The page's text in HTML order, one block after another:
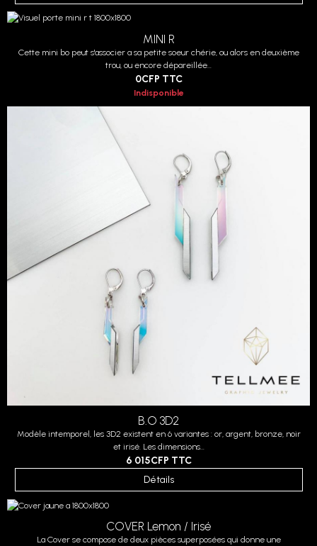
MINI R
Cette mini bo peut s'associer a sa petite soeur chérie, ou alors en deuxième
trou, ou encore dépareillée...
0CFP TTC
Indisponible
B.O 3D2
Modèle intemporel, les 3D2 existent en 6 variantes : or, argent, bronze, noir
et irisé. Les dimensions...
6 015CFP TTC
Détails
COVER Lemon / Irisé
La Cover se compose de deux pièces superposées qui donne une